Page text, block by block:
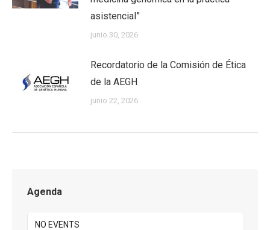
asistencial”
junio 30, 2026
Recordatorio de la Comisión de Ética
de la AEGH
junio 22, 2026
Agenda
NO EVENTS